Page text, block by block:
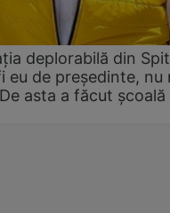
deplorabilă din
eu de președinte, nu
asta a făcut școală